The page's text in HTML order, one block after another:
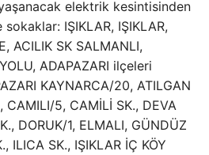
elektrik kesintisinden
IŞIKLAR, IŞIKLAR,
ACILIK SK SALMANLI,
ADAPAZARI ilçeleri
KAYNARCA/20, ATILGAN
CAMILI/5, CAMİLİ SK., DEVA
DORUK/1, ELMALI, GÜNDÜZ
ILICA SK., IŞIKLAR İÇ KÖY